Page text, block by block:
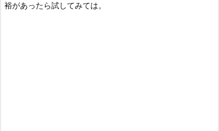
裕があったら試してみては。